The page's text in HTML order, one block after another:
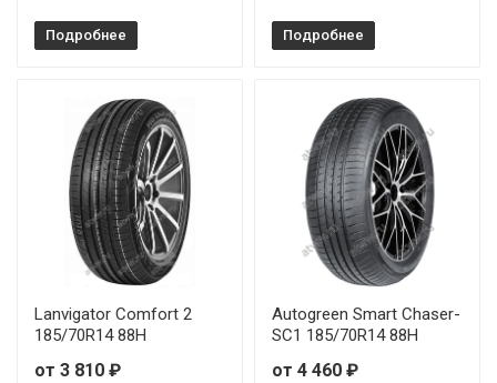
Подробнее Подробнее
Lanvigator Comfort 2
185/70R14 88H
от 3 810 ₽
Autogreen Smart Chaser-
SC1 185/70R14 88H
от 4 460 ₽